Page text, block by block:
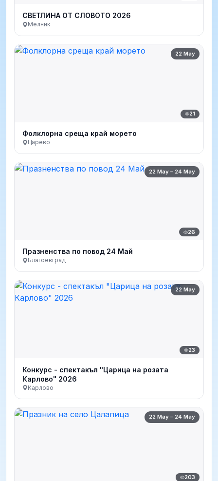
СВЕТЛИНА ОТ СЛОВОТО 2026
Мелник
22 May
21
Фолклорна среща край морето
Царево
22 May – 24 May
26
Празненства по повод 24 Май
Благоевград
22 May
23
Конкурс - спектакъл "Царица на розата
Карлово" 2026
Карлово
22 May – 24 May
203